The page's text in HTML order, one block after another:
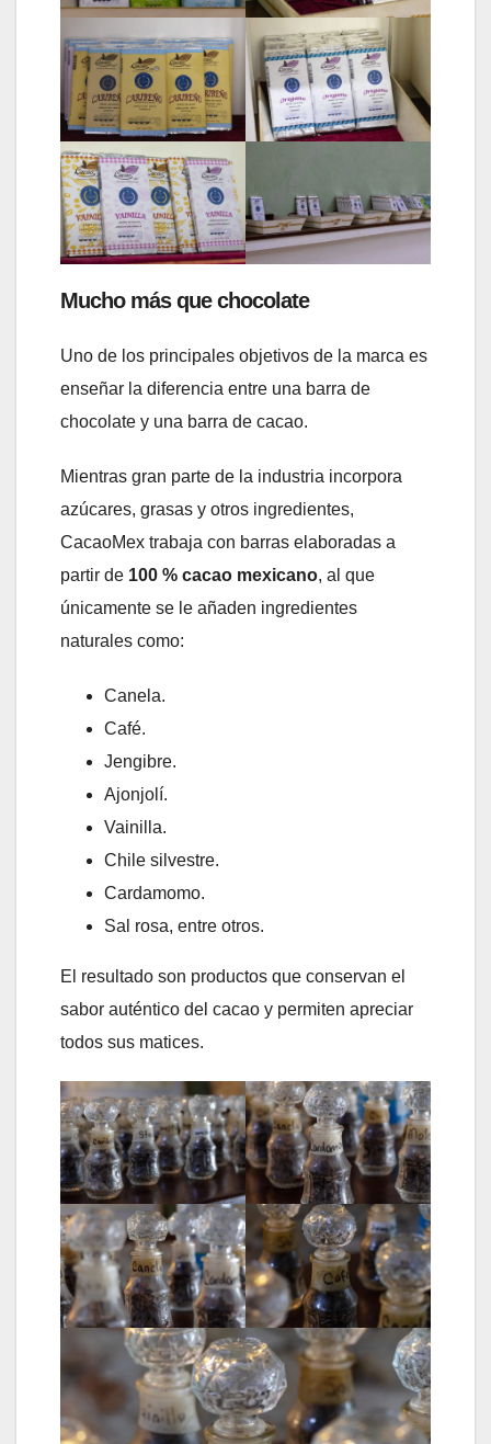
Mucho más que chocolate
Uno de los principales objetivos de la marca es
enseñar la diferencia entre una barra de
chocolate y una barra de cacao.
Mientras gran parte de la industria incorpora
azúcares, grasas y otros ingredientes,
CacaoMex trabaja con barras elaboradas a
partir de 100 % cacao mexicano, al que
únicamente se le añaden ingredientes
naturales como:
Canela.
Café.
Jengibre.
Ajonjolí.
Vainilla.
Chile silvestre.
Cardamomo.
Sal rosa, entre otros.
El resultado son productos que conservan el
sabor auténtico del cacao y permiten apreciar
todos sus matices.